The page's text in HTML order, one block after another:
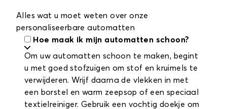
Alles wat u moet weten over onze
personaliseerbare automatten
Hoe maak ik mijn automatten schoon?
Om uw automatten schoon te maken, begint
u met goed stofzuigen om stof en kruimels te
verwijderen. Wrijf daarna de vlekken in met
een borstel en warm zeepsop of een speciaal
textielreiniger. Gebruik een vochtig doekje om